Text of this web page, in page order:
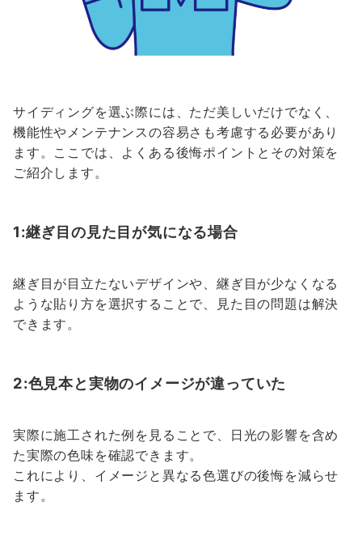
サイディングを選ぶ際には、ただ美しいだけでなく、
機能性やメンテナンスの容易さも考慮する必要があり
ます。ここでは、よくある後悔ポイントとその対策を
ご紹介します。
1:継ぎ目の見た目が気になる場合
継ぎ目が目立たないデザインや、継ぎ目が少なくなる
ような貼り方を選択することで、見た目の問題は解決
できます。
2:色見本と実物のイメージが違っていた
実際に施工された例を見ることで、日光の影響を含め
た実際の色味を確認できます。
これにより、イメージと異なる色選びの後悔を減らせ
ます。